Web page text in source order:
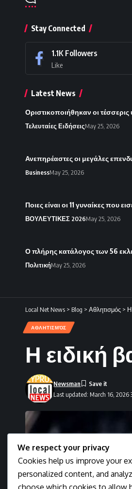
Stay Connected
1.1K Followers
Like
Latest News
Οριστικοποιήθηκαν οι
Τελευταίες ΕιδήσειςMay 25, 2026
Ανεπηρέαστες οι μεγάλες
BusinessMay 25, 2026
Ποιες είναι οι 11 γυναίκες που
ΒΟΥΛΕΥΤΙΚΕΣ 2026May 25, 2026
Ο πλήρης κατάλογος των 56
ΠολιτικήMay 25, 2026
Local Net News > Blog > Αθλητισμός >
ΑΘΛΗΤΙΣΜΌΣ
Η ειδική
Last updated: March 16, 2026
Newsman
We respect your privacy
Cookies help us improve your
personalized content, and